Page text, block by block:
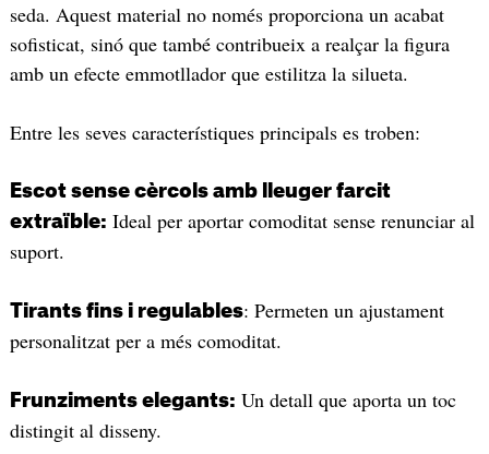
seda. Aquest material no només proporciona un acabat
sofisticat, sinó que també contribueix a realçar la figura
amb un efecte emmotllador que estilitza la silueta.
Entre les seves característiques principals es troben:
Escot sense cèrcols amb lleuger farcit
extraïble: Ideal per aportar comoditat sense renunciar al
suport.
Tirants fins i regulables: Permeten un ajustament
personalitzat per a més comoditat.
Frunziments elegants: Un detall que aporta un toc
distingit al disseny.